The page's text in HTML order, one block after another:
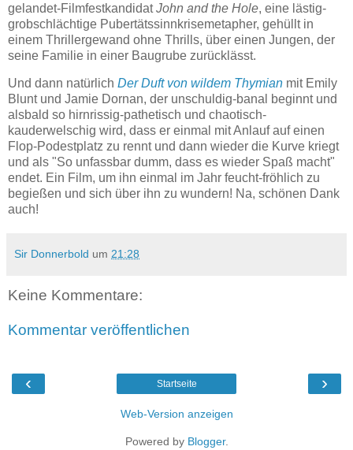
gelandet-FilmfestkandidatJohn and the Hole, eine lästig-
grobschlächtige Pubertätssinnkrisemetapher, gehüllt in
einem Thrillergewand ohne Thrills, über einen Jungen, der
seine Familie in einer Baugrube zurücklässt.
Und dann natürlich Der Duft von wildem Thymian mit Emily
Blunt und Jamie Dornan, der unschuldig-banal beginnt und
alsbald so hirnrissig-pathetisch und chaotisch-
kauderwelschig wird, dass er einmal mit Anlauf auf einen
Flop-Podestplatz zu rennt und dann wieder die Kurve kriegt
und als "So unfassbar dumm, dass es wieder Spaß macht"
endet. Ein Film, um ihn einmal im Jahr feucht-fröhlich zu
begießen und sich über ihn zu wundern! Na, schönen Dank
auch!
Sir Donnerbold um 21:28
Keine Kommentare:
Kommentar veröffentlichen
‹ ›
Startseite
Web-Version anzeigen
Powered by Blogger.